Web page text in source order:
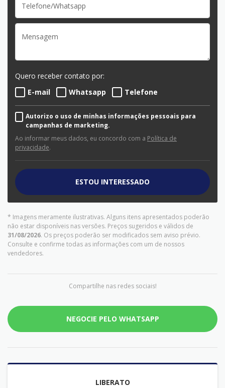
Quero receber contato por:
E-mail
Whatsapp Telefone
Autorizo o uso de minhas informações pessoais para
campanhas de marketing.
Ao informar meus dados, eu concordo com a Política de
privacidade.
ESTOU INTERESSADO
* Imagens meramente ilustrativas. Alguns itens apresentados poderão
não estar disponíveis nas versões. Preços sugeridos e válidos de
31/08/2026. Os preços poderão ser modificados sem aviso prévio.
Consulte e confirme todas as informações com um de nossos
vendedores.
Compartilhe nas redes sociais!
NEGOCIE PELO WHATSAPP
LIBERATO